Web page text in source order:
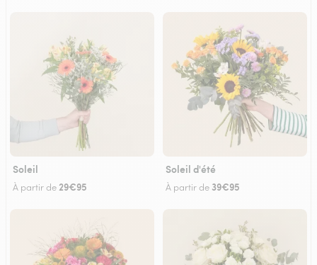
Soleil
À partir de 29€95
Soleil d'été
À partir de 39€95